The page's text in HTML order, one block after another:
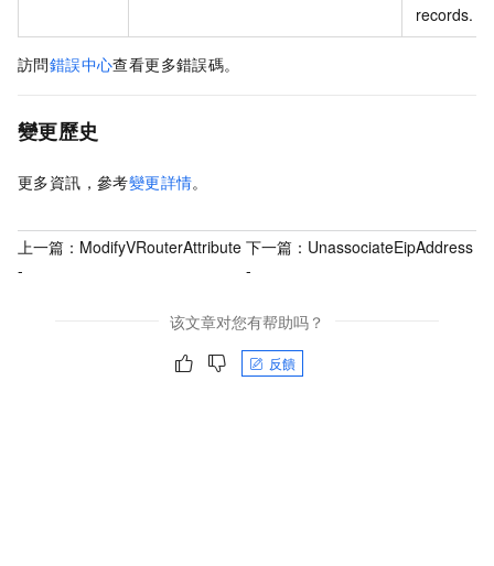
records.
訪問錯誤中心查看更多錯誤碼。
變更歷史
更多資訊，參考變更詳情。
上一篇： ModifyVRouterAttribute
-
下一篇： UnassociateEipAddress
-
该文章对您有帮助吗？
反饋